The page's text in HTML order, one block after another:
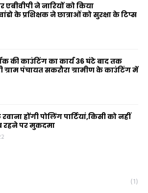
एबीवीपी ने नारियों को किया
के प्रशिक्षक ने छात्राओं को सुरक्षा के टिप्स
की काउंटिंग का कार्य 36 घंटे बाद तक
ग्राम पंचायत सकरौरा ग्रामीण के काउंटिंग में
होंगी पोलिंग पार्टियां,किसी को नहीं
रहने पर मुकदमा
(1)